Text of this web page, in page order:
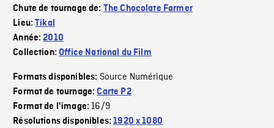
Chute de tournage de: The Chocolate Farmer
Lieu:Tikal
Année:2010
Collection:Office National du Film
Formats disponibles: Source Numérique
Format de tournage:Carte P2
Format de l'image:16/9
Résolutions disponibles:1920 x 1080